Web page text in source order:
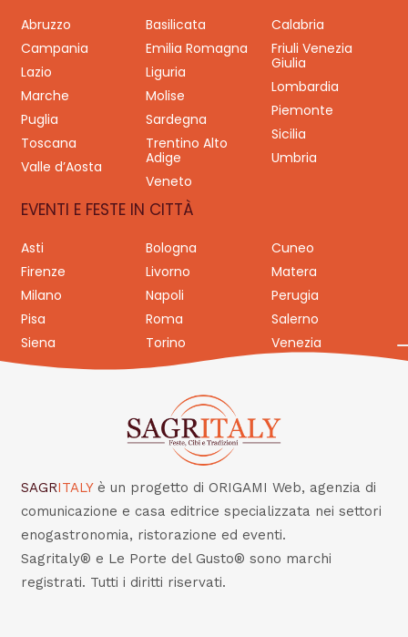
Abruzzo Basilicata
Calabria
Campania
Emilia Romagna
Friuli Venezia
Giulia
Lazio
Liguria
Lombardia
Marche
Molise
Piemonte
Puglia
Sardegna
Sicilia
Toscana
Trentino Alto
Adige
Umbria
Valle d’Aosta
Veneto
EVENTI E FESTE IN CITTÀ
Asti Bologna
Cuneo
Firenze
Livorno
Matera
Milano
Napoli
Perugia
Pisa
Roma
Salerno
Siena
Torino Venezia
SAGRITALY è un progetto di ORIGAMI Web, agenzia di
comunicazione e casa editrice specializzata nei settori
enogastronomia, ristorazione ed eventi.
Sagritaly® e Le Porte del Gusto® sono marchi
registrati. Tutti i diritti riservati.